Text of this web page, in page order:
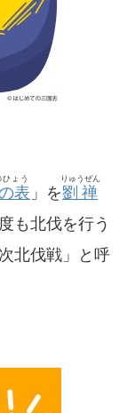
表
ょう
」を劉禅
りゅうぜん
も北伐を行う
北伐戦」と呼